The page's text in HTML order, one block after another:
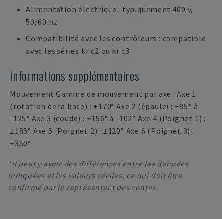
Alimentation électrique : typiquement 400 v,
50/60 hz
Compatibilité avec les contrôleurs : compatible
avec les séries kr c2 ou kr c3
Informations supplémentaires
Mouvement Gamme de mouvement par axe : Axe 1
(rotation de la base) : ±170° Axe 2 (épaule) : +85° à
-125° Axe 3 (coude) : +156° à -102° Axe 4 (Poignet 1) :
±185° Axe 5 (Poignet 2) : ±120° Axe 6 (Poignet 3) :
±350°
*Il peut y avoir des différences entre les données
indiquées et les valeurs réelles, ce qui doit être
confirmé par le représentant des ventes.